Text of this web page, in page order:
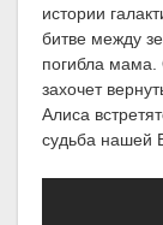
истории
битве между
погибла
захочет
Алиса
судьба нашей